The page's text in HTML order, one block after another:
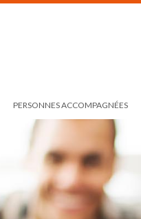
PERSONNES ACCOMPAGNÉES